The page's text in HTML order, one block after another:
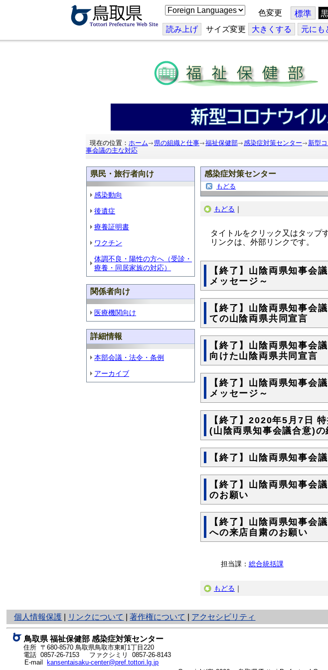
こ
の
ジ
を
す
る
色変更 標準
読み上げ サイズ変更 大きくする 元にも
現在の位置： ホーム 県の組織と仕事 福祉保健部 感染症対策センター 新型
事会議の主な対応
県民・旅行者向け
感染動向
後遺症
療養証明書
ワクチン
体調不良・陽性の方へ（受診・
療養・同居家族の対応）
関係者向け
医療機関向け
詳細情報
本部会議・法令・条例
アーカイブ
感染症対策センター
もどる
もどる ｜
タイトルをクリック又はタップ
リンクは、外部リンクです。
【終了】山陰両県知事会
メッセージ～
【終了】山陰両県知事会
ての山陰両県共同宣言
【終了】山陰両県知事会
向けた山陰両県共同宣言
【終了】山陰両県知事会
メッセージ～
【終了】2020年5月7日
(山陰両県知事会議合意)の
【終了】山陰両県知事会
【終了】山陰両県知事会
のお願い
【終了】山陰両県知事会
への来店自粛のお願い
担当課： 総合統括課
もどる ｜
個人情報保護
と
り
ネ
ッ
ト
へ
リンクについて |著作権について アクセシビリティ
鳥取県 福祉保健部 感染症対策センター
住所 〒680-8570鳥取県鳥取市東町1丁目220
電話0857-26-7153
ファクシミリ 0857-26-8143
E-mail
kansentaisaku-center@pref.tottori.lg.jp